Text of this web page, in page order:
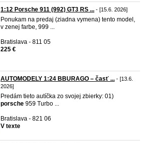
1:12 Porsche 911 (992) GT3 RS ... - [15.6. 2026]
Ponukam na predaj (ziadna vymena) tento model,
v zenej farbe, 999 ...
Bratislava - 811 05
225 €
AUTOMODELY 1:24 BBURAGO – časť ... - [13.6.
2026]
Predám tieto autíčka zo svojej zbierky: 01)
porsche 959 Turbo ...
Bratislava - 821 06
V texte